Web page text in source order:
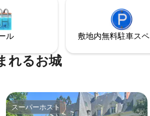
ル 敷地内無料駐⁠車ス⁠
れるお城
スーパーホスト
スーパーホスト